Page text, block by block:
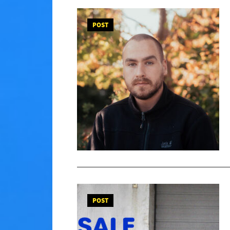
POST
POST